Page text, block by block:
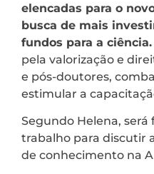
elencadas para o
busca de mais
fundos para a ciência.
pela valorização e
e pós-doutores,
estimular a
Segundo Helena,
trabalho para discutir
de conhecimento na